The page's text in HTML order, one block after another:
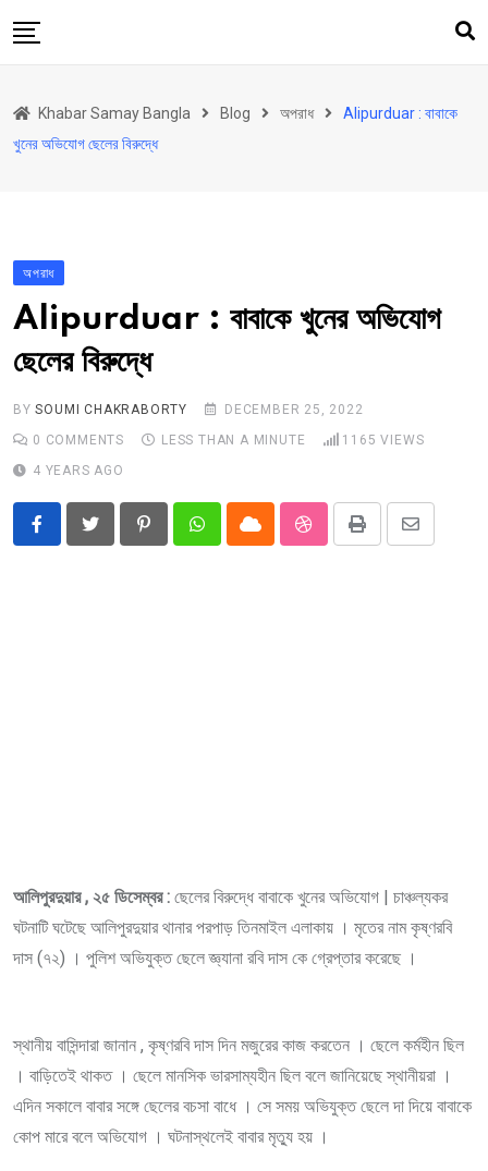
to
উত্তরবঙ্গ
আরও কিছু
Contact
Khabar Samay Hindi
Khabar Samay Bangla Blog অপরাধ
Alipurduar : বাবাকে
খুনের অভিযোগ ছেলের বিরুদ্ধে
অপরাধ
Alipurduar : বাবাকে খুনের অভিযোগ
ছেলের বিরুদ্ধে
BYSOUMI CHAKRABORTY
DECEMBER 25, 2022
0 COMMENTS LESS THAN A MINUTE 1165 VIEWS
4 YEARS AGO
PinterestWhatsappCloud StumbleUpon
Print
Share
আলিপুরদুয়ার , ২৫ ডিসেম্বর : ছেলের বিরুদ্ধে বাবাকে খুনের অভিযোগ | চাঞ্চল্যকর
ঘটনাটি ঘটেছে আলিপুরদুয়ার থানার পরপাড় তিনমাইল এলাকায় । মৃতের নাম কৃষ্ণরবি
দাস (৭২) । পুলিশ অভিযুক্ত ছেলে জ্ঞ্যানা রবি দাস কে গ্রেপ্তার করেছে ।
স্থানীয় বাসিন্দারা জানান , কৃষ্ণরবি দাস দিন মজুরের কাজ করতেন । ছেলে কর্মহীন ছিল
। বাড়িতেই থাকত । ছেলে মানসিক ভারসাম্যহীন ছিল বলে জানিয়েছে স্থানীয়রা ।
এদিন সকালে বাবার সঙ্গে ছেলের বচসা বাধে । সে সময় অভিযুক্ত ছেলে দা দিয়ে বাবাকে
কোপ মারে বলে অভিযোগ । ঘটনাস্থলেই বাবার মৃত্যু হয় ।